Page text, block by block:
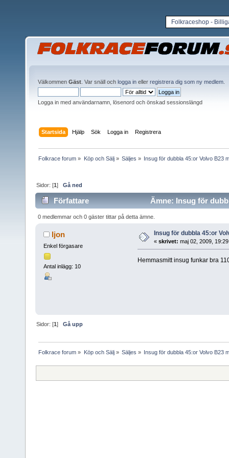
Folkraceshop -
Välkommen Gäst . Var snäll och logga in eller registrera dig som ny medlem
Logga in med användarnamn, lösenord och önskad sessionslängd
Startsida Hjälp Sök Logga in Registrera
Folkrace forum » Köp och Sälj» Säljes » Insug för dubbla 45:or Volvo B23
Sidor: [1]Gå ned
Författare Ämne: Insug för
0 medlemmar och 0 gäster tittar på detta ämne.
ljon
Enkel förgasare
Antal inlägg: 10
Insug för dubbla 45:or
« skrivet: maj 02, 2009,
Hemmasmitt insug funkar bra
Sidor: [1]Gå upp
Folkrace forum » Köp och Sälj» Säljes » Insug för dubbla 45:or Volvo B23